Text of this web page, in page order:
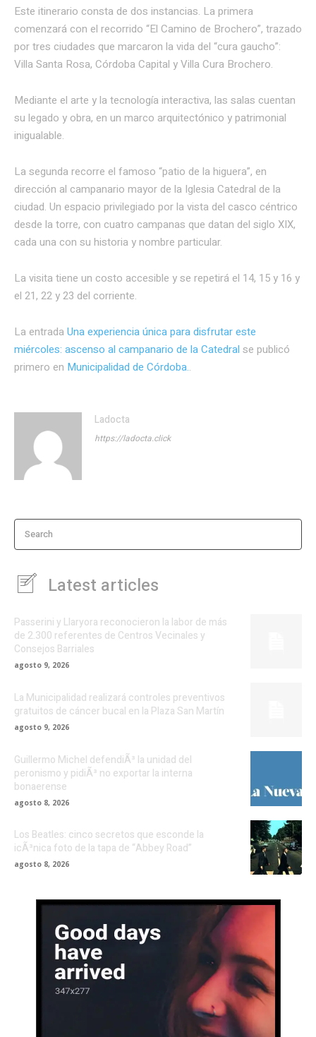
Este itinerario consta de dos instancias. La primera
comenzará con el recorrido “El Camino de Brochero”, trazado
por tres ciudades que marcaron la vida del “cura gaucho”:
Villa Santa Rosa, Córdoba Capital y Villa Cura Brochero.
Mediante el arte y la tecnología interactiva, las salas cuentan
su legado y obra, en un marco arquitectónico y patrimonial
inigualable.
La segunda recorre el famoso “patio de la higuera”, en
dirección al campanario mayor de la Iglesia Catedral de la
ciudad. Un espacio privilegiado por la vista del casco céntrico
desde la torre, con cuatro campanas que datan del siglo XIX,
cada una con su historia y nombre particular.
La visita tiene un costo accesible y se repetirá el 14, 15 y 16 y
el 21, 22 y 23 del corriente.
La entrada Una experiencia única para disfrutar este
miércoles: ascenso al campanario de la Catedral se publicó
primero en Municipalidad de Córdoba..
Ladocta
https://ladocta.click
Search
Latest articles
Passerini y Llaryora reconocieron la labor de más
de 2.300 referentes de Centros Vecinales y
Consejos Barriales
agosto 9, 2026
La Municipalidad realizará controles preventivos
gratuitos de cáncer bucal en la Plaza San Martín
agosto 9, 2026
Guillermo Michel defendiÃ³ la unidad del
peronismo y pidiÃ³ no exportar la interna
bonaerense
agosto 8, 2026
Los Beatles: cinco secretos que esconde la
icÃ³nica foto de la tapa de “Abbey Road”
agosto 8, 2026